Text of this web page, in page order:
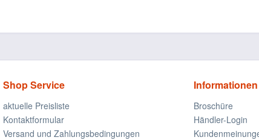
Shop Service
aktuelle Preisliste
Kontaktformular
Versand und Zahlungsbedingungen
Informationen
Broschüre
Händler-Login